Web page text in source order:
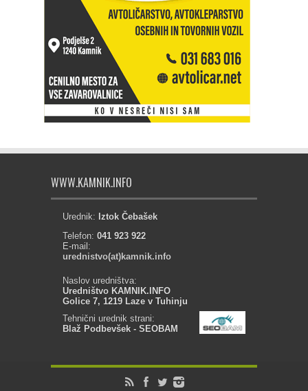
WWW.KAMNIK.INFO
Urednik: Iztok Čebašek
Telefon: 041 923 922
E-mail:
urednistvo(at)kamnik.info
Naslov uredništva:
Uredništvo KAMNIK.INFO
Golice 7, 1219 Laze v Tuhinju
Tehnični urednik strani:
Blaž Podbevšek - SEOBAM